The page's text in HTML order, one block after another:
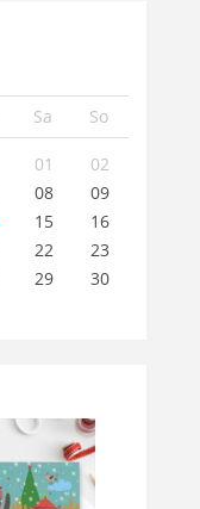
Sa So
01
02
08
09
15
16
22
23
29
30